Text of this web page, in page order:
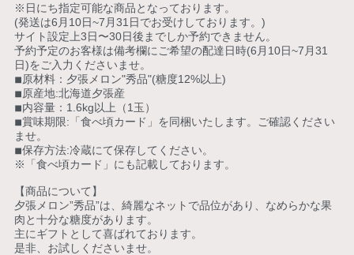
※日にち指定可能な商品となっております。
(発送は6月10日~7月31日でお受けしております。)
サイト設定上3日〜30日後までしか予約できません。
予約予定のお客様は備考欄にご希望の配達日時(6月10日~7月31
日)をご入力くださいませ。
◾︎原材料：夕張メロン"秀品"(糖度12%以上)
◾︎原産地:北海道夕張産
◾︎内容量：1.6kg以上（1玉）
◾︎賞味期限:「食べ頃カード」を同梱いたします。ご確認ください
ませ。
◾︎保存方法:冷蔵にて保存してください。
※「食べ頃カード」にも記載しております。
【商品について】
夕張メロン”秀品”は、綺麗なネットで品位があり、なめらかな果
肉と十分な糖度があります。
主にギフトとして喜ばれております。
是非、お試しくださいませ。